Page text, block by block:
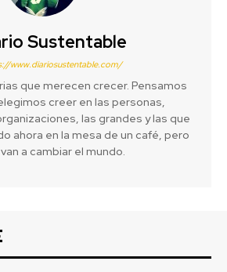
Sustentable
www.diariosustentable.com/
que merecen crecer. Pensamos
creer en las personas,
las grandes y las que
ahora en la mesa de un café, pero
a cambiar el mundo.